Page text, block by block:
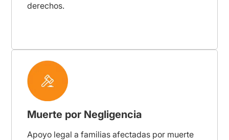
derechos.
Muerte por Negligencia
Apoyo legal a familias afectadas por muerte